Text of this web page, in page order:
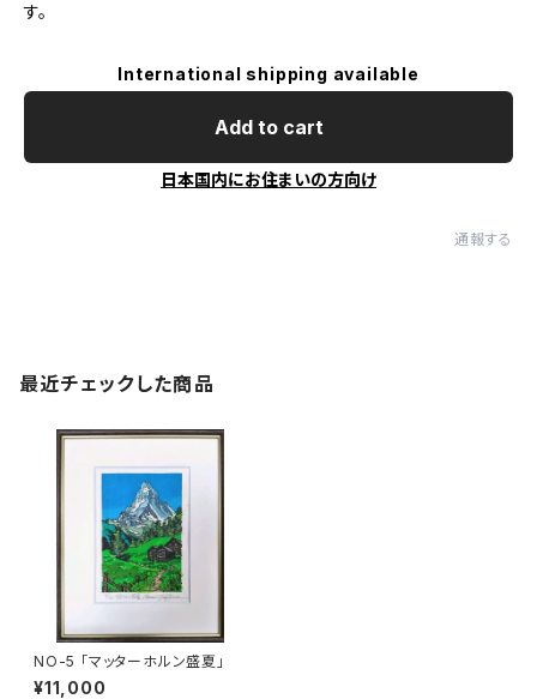
す。
International shipping available
Add to cart
日本国内にお住まいの方向け
通報する
最近チェックした商品
NO-5 「マッターホルン盛夏」
¥11,000